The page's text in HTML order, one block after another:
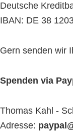
Deutsche
IBAN: DE 38
Gern senden wir
Spenden via
Thomas Kahl -
Adresse: